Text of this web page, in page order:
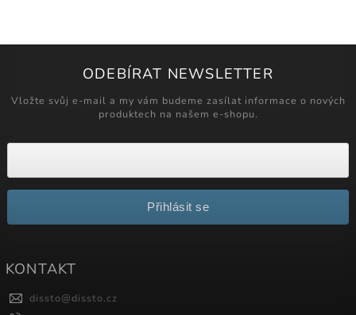
ODEBÍRAT NEWSLETTER
Vložte svůj e-mail a my vám budeme zasílat informace o nových
produktech na našem e-shopu.
Přihlásit se
KONTAKT
dissto@dissto.cz